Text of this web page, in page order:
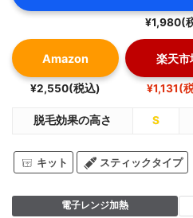
¥1,980(
Amazon
¥2,550(税込)
楽天市
¥1,131(
脱毛効果の高さ S
キット スティックタイプ
電子レンジ加熱